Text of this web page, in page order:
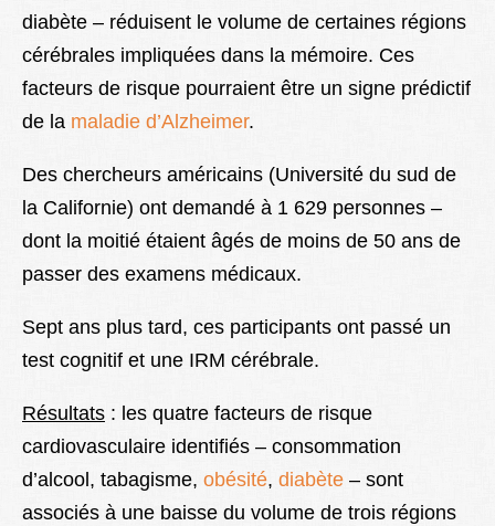
diabète – réduisent le volume de certaines régions
cérébrales impliquées dans la mémoire. Ces
facteurs de risque pourraient être un signe prédictif
de la maladie d’Alzheimer.
Des chercheurs américains (Université du sud de
la Californie) ont demandé à 1 629 personnes –
dont la moitié étaient âgés de moins de 50 ans de
passer des examens médicaux.
Sept ans plus tard, ces participants ont passé un
test cognitif et une IRM cérébrale.
Résultats : les quatre facteurs de risque
cardiovasculaire identifiés – consommation
d’alcool, tabagisme, obésité, diabète – sont
associés à une baisse du volume de trois régions